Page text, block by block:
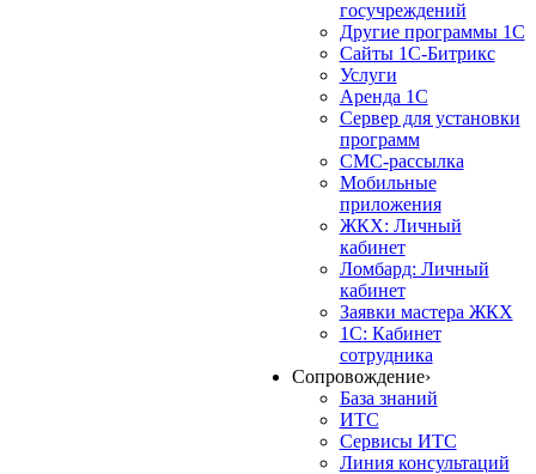
госучреждений
Другие программы 1С
Сайты 1С-Битрикс
Услуги
Аренда 1С
Сервер для установки
программ
СМС-рассылка
Мобильные
приложения
ЖКХ: Личный
кабинет
Ломбард: Личный
кабинет
Заявки мастера ЖКХ
1С: Кабинет
сотрудника
Сопровождение›
База знаний
ИТС
Сервисы ИТС
Линия консультаций